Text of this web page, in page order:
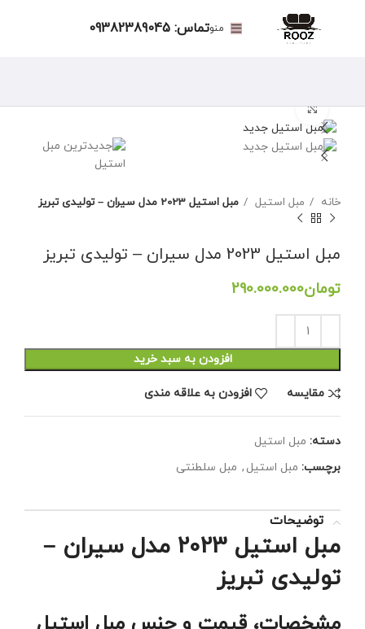
منوتماس: 09382389045
برای بزرگنمایی کلیک کنید
خانه مبل استیل مبل استیل 2023 مدل سیران – تولیدی تبریز
مبل استیل 2023 مدل سیران – تولیدی تبریز
تومان
افزودن به سبد خرید
مقايسه افزودن به علاقه مندی
دسته: مبل استیل
برچسب: مبل استیل , مبل سلطنتی
توضیحات
مبل استیل 2023 مدل سیران –
تولیدی تبریز